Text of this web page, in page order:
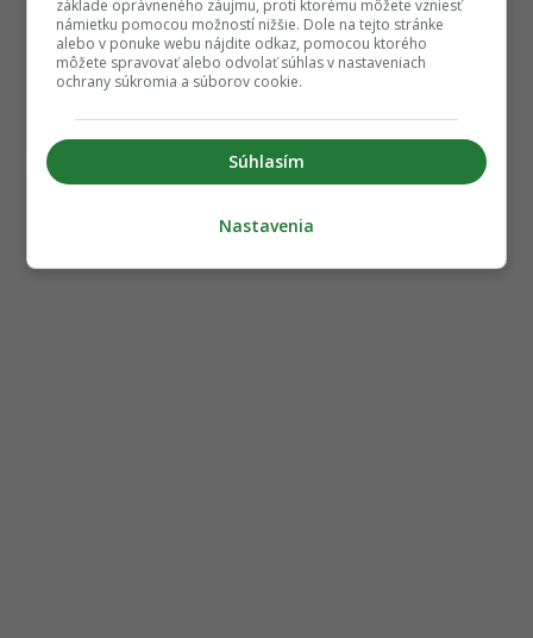
základe oprávneného záujmu, proti ktorému môžete vzniesť
námietku pomocou možností nižšie. Dole na tejto stránke
alebo v ponuke webu nájdite odkaz, pomocou ktorého
môžete spravovať alebo odvolať súhlas v nastaveniach
ochrany súkromia a súborov cookie.
Súhlasím
Nastavenia